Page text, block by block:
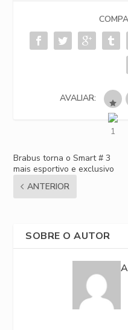
AVALIAR:
Brabus torna o Smart # 3
mais esportivo e exclusivo
ANTERIOR
SOBRE O AUTOR